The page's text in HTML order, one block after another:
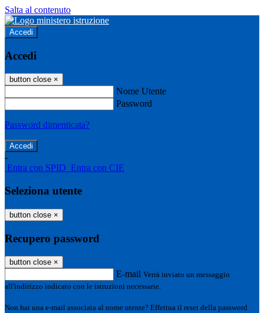
Salta al contenuto
Accedi
Accedi
button close ×
Nome Utente
Password
Password dimenticata?
-
Entra con SPID Entra con CIE
Seleziona utente
button close ×
Recupero password
button close ×
E-mail Verrà inviato un messaggio
all'indirizzo indicato con le istruzioni necessarie.
Non hai una e-mail associata al nome utente? Effettua il reset della password